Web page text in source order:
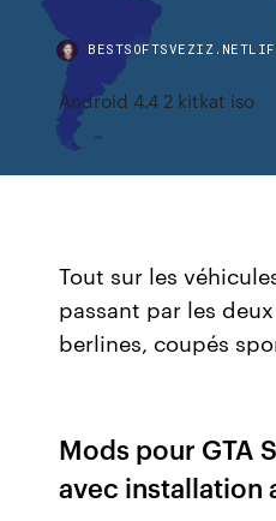
Android 4.4 2 kitkat iso
Tout sur les
passant par les
berlines, coupés
Mods pour GTA
avec installation